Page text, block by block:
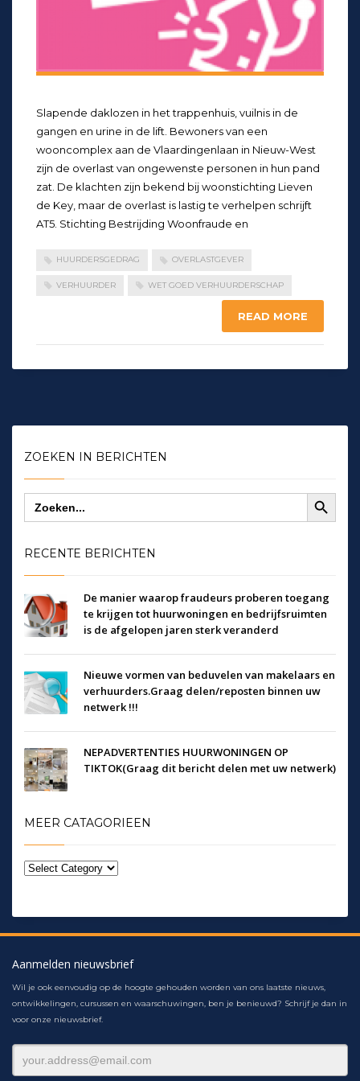
Slapende daklozen in het trappenhuis, vuilnis in de
gangen en urine in de lift. Bewoners van een
wooncomplex aan de Vlaardingenlaan in Nieuw-West
zijn de overlast van ongewenste personen in hun pand
zat. De klachten zijn bekend bij woonstichting Lieven
de Key, maar de overlast is lastig te verhelpen schrijft
AT5. Stichting Bestrijding Woonfraude en
HUURDERSGEDRAG OVERLASTGEVER
VERHUURDER WET GOED VERHUURDERSCHAP
READ MORE
ZOEKEN IN BERICHTEN
Zoek
naar:
Zoekknop
RECENTE BERICHTEN
De manier waarop fraudeurs proberen toegang
te krijgen tot huurwoningen en bedrijfsruimten
is de afgelopen jaren sterk veranderd
Nieuwe vormen van beduvelen van makelaars en
verhuurders.Graag delen/reposten binnen uw
netwerk !!!
NEPADVERTENTIES HUURWONINGEN OP
TIKTOK(Graag dit bericht delen met uw netwerk)
MEER CATAGORIEEN
Aanmelden nieuwsbrief
Wil je ook eenvoudig op de hoogte gehouden worden van ons laatste nieuws,
ontwikkelingen, cursussen en waarschuwingen, ben je benieuwd? Schrijf je dan in
voor onze nieuwsbrief.